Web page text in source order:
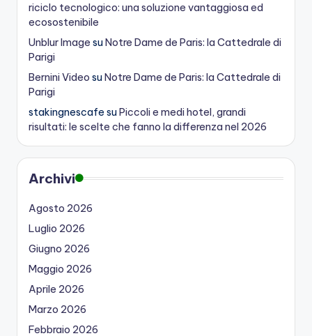
riciclo tecnologico: una soluzione vantaggiosa ed
ecosostenibile
Unblur Image suNotre Dame de Paris: la Cattedrale di
Parigi
Bernini Video suNotre Dame de Paris: la Cattedrale di
Parigi
stakingnescafe suPiccoli e medi hotel, grandi
risultati: le scelte che fanno la differenza nel 2026
Archivi
Agosto 2026
Luglio 2026
Giugno 2026
Maggio 2026
Aprile 2026
Marzo 2026
Febbraio 2026